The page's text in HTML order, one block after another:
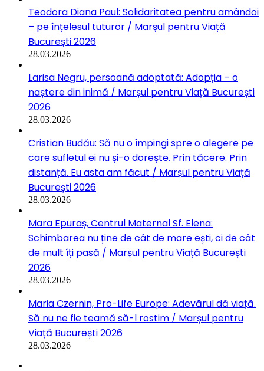
Teodora Diana Paul: Solidaritatea pentru amândoi
– pe înțelesul tuturor / Marșul pentru Viață
București 2026
28.03.2026
Larisa Negru, persoană adoptată: Adopția – o
naștere din inimă / Marșul pentru Viață București
2026
28.03.2026
Cristian Budău: Să nu o împingi spre o alegere pe
care sufletul ei nu și-o dorește. Prin tăcere. Prin
distanță. Eu asta am făcut / Marșul pentru Viață
București 2026
28.03.2026
Mara Epuraș, Centrul Maternal Sf. Elena:
Schimbarea nu ține de cât de mare ești, ci de cât
de mult îți pasă / Marșul pentru Viață București
2026
28.03.2026
Maria Czernin, Pro-Life Europe: Adevărul dă viață.
Să nu ne fie teamă să-l rostim / Marșul pentru
Viață București 2026
28.03.2026